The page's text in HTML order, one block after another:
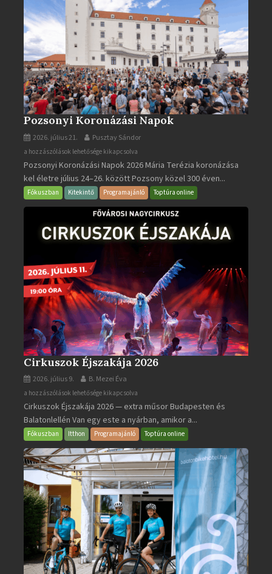
Pozsonyi Koronázási Napok
2026. július 21. Pusztay Sándor
Pozsonyi
Koronázási
Napok
bejegyzéshez
a hozzászólások lehetősége kikapcsolva
Pozsonyi Koronázási Napok 2026 Mária Terézia koronázása
kel életre július 24–26. között Pozsony közel 300 éven...
Fókuszban Kitekintő Programajánló Toptúra online
Cirkuszok Éjszakája 2026
2026. július 9. B. Mezei Éva
Cirkuszok
Éjszakája
2026
bejegyzéshez
a hozzászólások lehetősége kikapcsolva
Cirkuszok Éjszakája 2026 — extra műsor Budapesten és
Balatonlellén Van egy este a nyárban, amikor a...
Fókuszban Itthon Programajánló Toptúra online